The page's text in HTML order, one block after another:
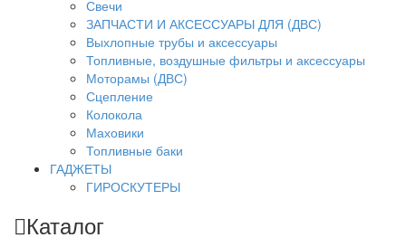
Свечи
ЗАПЧАСТИ И АКСЕССУАРЫ ДЛЯ (ДВС)
Выхлопные трубы и аксессуары
Топливные, воздушные фильтры и аксессуары
Моторамы (ДВС)
Сцепление
Колокола
Маховики
Топливные баки
ГАДЖЕТЫ
ГИРОСКУТЕРЫ
Каталог